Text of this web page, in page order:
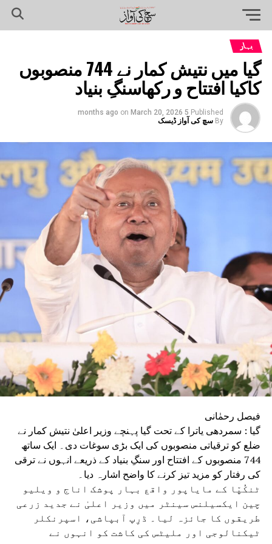
بہار
گیا میں نتیش کمار نے 744 منصوبوں
کاکیا افتتاح و رکھاسنگِ بنیاد
Published
5 months ago
on March 20, 2026
By سچ کی آواز ڈیسک
فیصل رحمٰانی
گیا : سمردھی یاترا کے تحت گیا پہنچے وزیر اعلیٰ نتیش کمار نے
ضلع کو ترقیاتی منصوبوں کی ایک بڑی سوغات دی۔ ایک ساتھ
744 منصوبوں کے افتتاح اور سنگِ بنیاد کے ذریعے انہوں نے ترقی
کی رفتار کو مزید تیز کرنے کا واضح اشارہ دیا۔
ٹنکُپّا کے مایاپور واقع بہار پوشک اناج و ویلیو
چین ایکسیلنس سینٹر میں وزیر اعلیٰ نے جدید زرعی
طریقوں کا جائزہ لیا۔ ڈرِپ آبپاشی، اسپرنکلر
ٹیکنالوجی اور ملیٹس کی کاشت کو انہوں نے